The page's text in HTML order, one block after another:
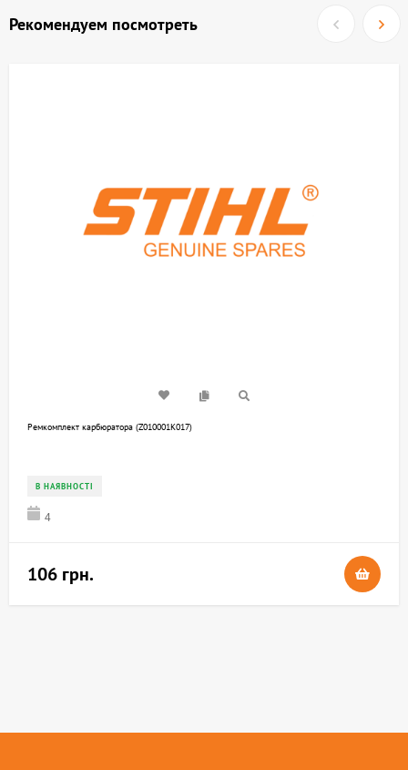
Рекомендуем посмотреть
Ремкомплект карбюратора (Z010001K017)
В НАЯВНОСТІ
4
106 грн.